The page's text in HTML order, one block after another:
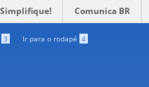
Simplifique! Comunica BR
3 Ir para o rodapé 4